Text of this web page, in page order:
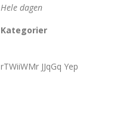
Hele dagen
Kategorier
rTWiiWMr JJqGq Yep